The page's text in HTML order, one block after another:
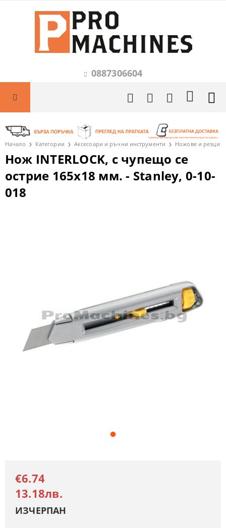
0887306604
Начало Категории Аксесоари и ръчни инструменти Ножове и резци
Нож INTERLOCK, с чупещо се
острие 165х18 мм. - Stanley, 0-10-
018
€6.74
13.18лв.
ИЗЧЕРПАН